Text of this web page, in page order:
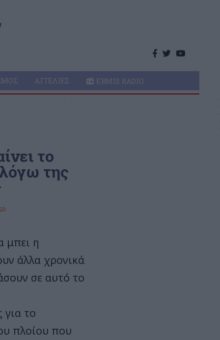
ΑΓΓΕΛΊΕΣ ERMIS RADIO
το
της
μπει η
άλλα χρονικά
σε αυτό το
για το
πλοίου που